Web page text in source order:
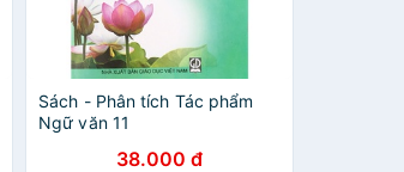
Sách - Phân tích Tác phẩm
Ngữ văn 11
38.000 đ